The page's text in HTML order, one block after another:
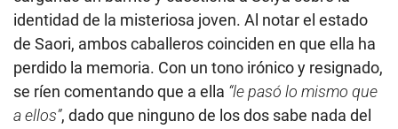
identidad de la misteriosa joven. Al notar el estado
de Saori, ambos caballeros coinciden en que ella ha
perdido la memoria. Con un tono irónico y resignado,
se ríen comentando que a ella “le pasó lo mismo que
a ellos”, dado que ninguno de los dos sabe nada del